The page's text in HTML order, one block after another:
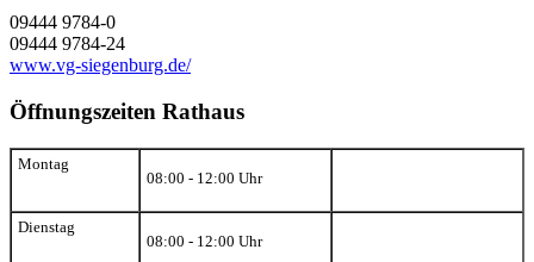
09444 9784-0
09444 9784-24
www.vg-siegenburg.de/
Öffnungszeiten Rathaus
Montag
08:00 - 12:00 Uhr
Dienstag
08:00 - 12:00 Uhr